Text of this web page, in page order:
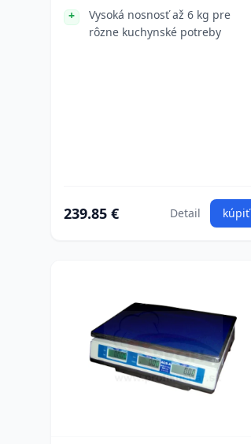
Vysoká nosnosť až 6 kg pre
rôzne kuchynské potreby
239.85 € Detail kúpiť